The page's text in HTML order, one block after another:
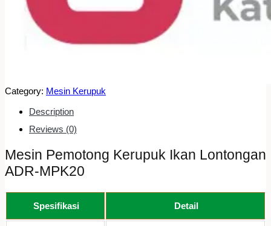
Category: Mesin Kerupuk
Description
Reviews (0)
Mesin Pemotong Kerupuk Ikan Lontongan
ADR-MPK20
Spesifikasi Detail